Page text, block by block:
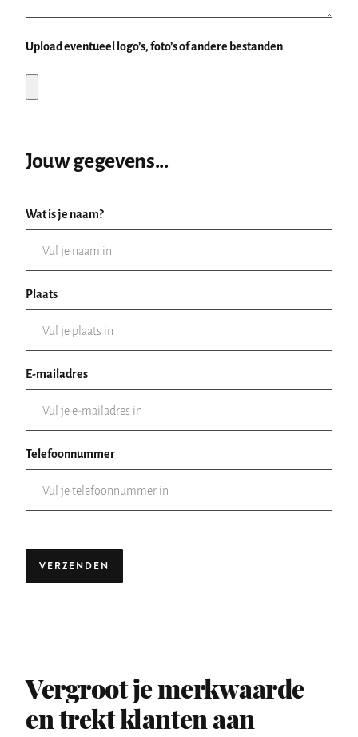
Upload eventueel logo’s, foto’s of andere bestanden
Jouw gegevens...
Wat is je naam?
Plaats
E-mailadres
Telefoonnummer
VERZENDEN
Vergroot je merkwaarde
en trekt klanten aan